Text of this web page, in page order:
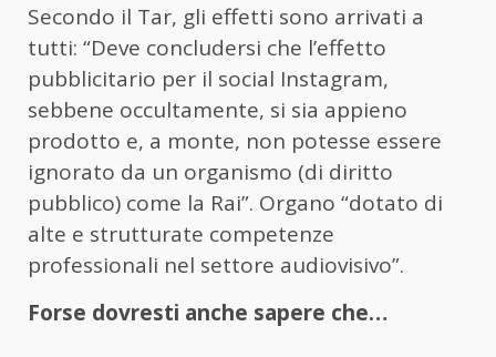
Secondo il Tar, gli effetti sono arrivati a
tutti: “Deve concludersi che l’effetto
pubblicitario per il social Instagram,
sebbene occultamente, si sia appieno
prodotto e, a monte, non potesse essere
ignorato da un organismo (di diritto
pubblico) come la Rai”. Organo “dotato di
alte e strutturate competenze
professionali nel settore audiovisivo”.
Forse dovresti anche sapere che…